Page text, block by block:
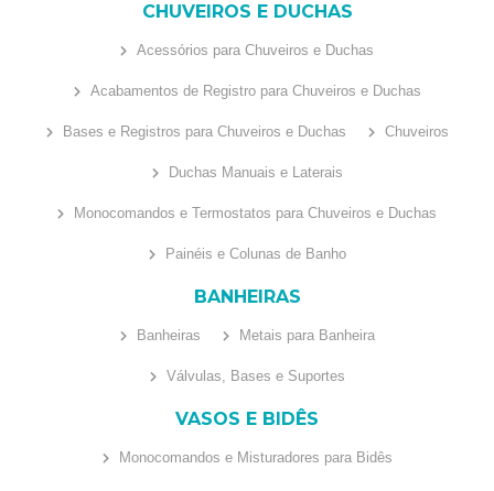
CHUVEIROS E DUCHAS
Acessórios para Chuveiros e Duchas
Acabamentos de Registro para Chuveiros e Duchas
Bases e Registros para Chuveiros e Duchas Chuveiros
Duchas Manuais e Laterais
Monocomandos e Termostatos para Chuveiros e Duchas
Painéis e Colunas de Banho
BANHEIRAS
Banheiras Metais para Banheira
Válvulas, Bases e Suportes
VASOS E BIDÊS
Monocomandos e Misturadores para Bidês